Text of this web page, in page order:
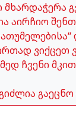
აირჩიო
ვიქცეთ
ჩვენი